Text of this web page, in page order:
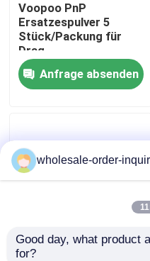
Fabrik-Ausflug
Qualitätskontrolle
Fordern Sie ein Zitat
Nachfüllbare Hülse
Wegwerfhülse Vapes
Voopoo PnP
Ersatzespulver 5
Stück/Packung für
Drag
Baby/Mini/2/S/X,VINCI
Serie Kit,Argus
Pro,PnP 20/22,V.SUIT
Anfrage absenden
Kern Vape Mesh Coil
wholesale-order-
Good day, what product
for?